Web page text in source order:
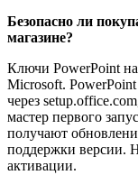
Безопасно ли
магазине?
Ключи PowerPoint
Microsoft. PowerPoint
через
мастер первого
получают
поддержки версии.
активации.